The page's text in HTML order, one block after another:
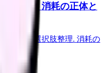
師へ｜消耗の正体と
ための選択肢整理. 消耗の
ト.